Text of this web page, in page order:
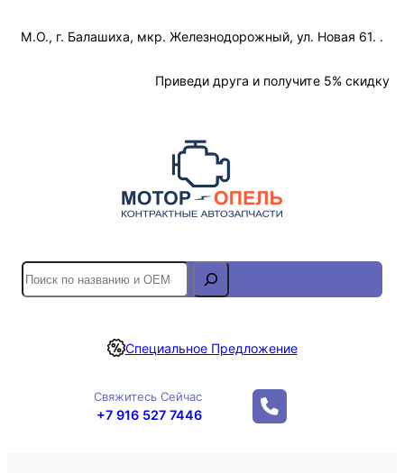
М.О., г. Балашиха, мкр. Железнодорожный, ул. Новая 61. .
Приведи друга и получите 5% скидку
S
e
r
Специальное Предложение
Свяжитесь Сейчас
+7 916 527 7446